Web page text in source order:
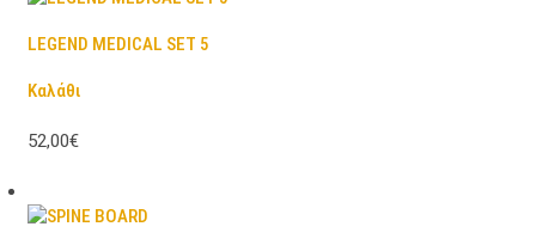
LEGEND MEDICAL SET 5
Καλάθι
52,00€